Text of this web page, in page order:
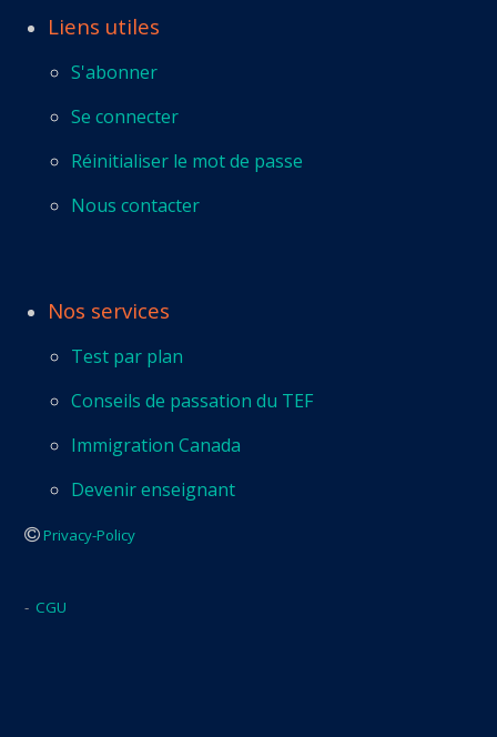
Liens utiles
S'abonner
Se connecter
Réinitialiser le mot de passe
Nous contacter
Nos services
Test par plan
Conseils de passation du TEF
Immigration Canada
Devenir enseignant
Privacy-Policy
- CGU